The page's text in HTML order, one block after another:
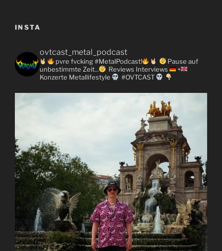
INSTA
ovtcast_metal_podcast
pvre fvcking #MetalPodcast!
Pause auf
unbestimmte Zeit...
Reviews Interviews
+
Konzerte Metallifestyle #OVTCAST